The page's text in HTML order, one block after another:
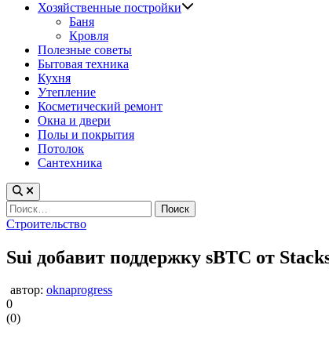
Хозяйственные постройки
Баня
Кровля
Полезные советы
Бытовая техника
Кухня
Утепление
Косметический ремонт
Окна и двери
Полы и покрытия
Потолок
Сантехника
Найти:
Опубликовано
Строительство
Sui добавит поддержку sBTC от
автор: oknaprogress
0
(0)